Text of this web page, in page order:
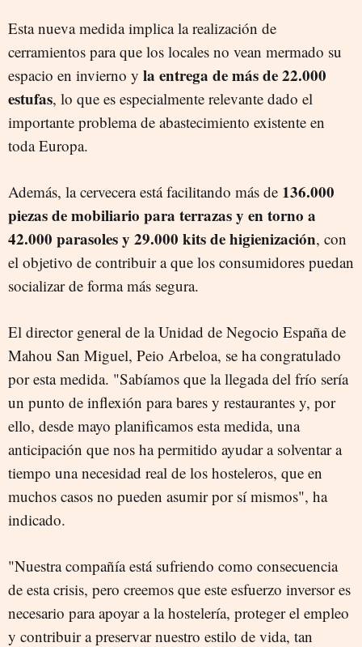
Esta nueva medida implica la realización de
cerramientos para que los locales no vean mermado su
espacio en invierno y la entrega de más de 22.000
estufas, lo que es especialmente relevante dado el
importante problema de abastecimiento existente en
toda Europa.
Además, la cervecera está facilitando más de 136.000
piezas de mobiliario para terrazas y en torno a
42.000 parasoles y 29.000 kits de higienización, con
el objetivo de contribuir a que los consumidores puedan
socializar de forma más segura.
El director general de la Unidad de Negocio España de
Mahou San Miguel, Peio Arbeloa, se ha congratulado
por esta medida. "Sabíamos que la llegada del frío sería
un punto de inflexión para bares y restaurantes y, por
ello, desde mayo planificamos esta medida, una
anticipación que nos ha permitido ayudar a solventar a
tiempo una necesidad real de los hosteleros, que en
muchos casos no pueden asumir por sí mismos", ha
indicado.
"Nuestra compañía está sufriendo como consecuencia
de esta crisis, pero creemos que este esfuerzo inversor es
necesario para apoyar a la hostelería, proteger el empleo
y contribuir a preservar nuestro estilo de vida, tan